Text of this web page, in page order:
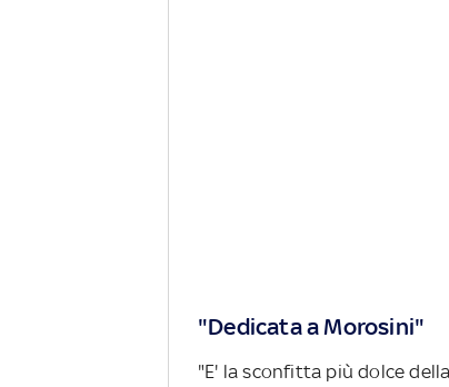
"Dedicata a Morosini"
"E' la sconfitta più dolce